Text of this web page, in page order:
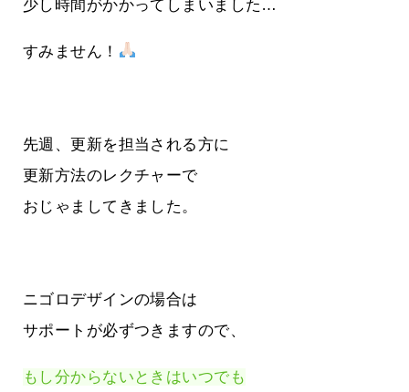
少し時間がかかってしまいました…
すみません！
先週、更新を担当される方に
更新方法のレクチャーで
おじゃましてきました。
ニゴロデザインの場合は
サポートが必ずつきますので、
もし分からないときはいつでも